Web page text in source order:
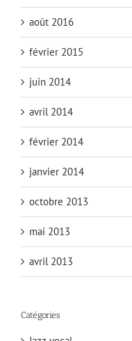
août 2016
février 2015
juin 2014
avril 2014
février 2014
janvier 2014
octobre 2013
mai 2013
avril 2013
Catégories